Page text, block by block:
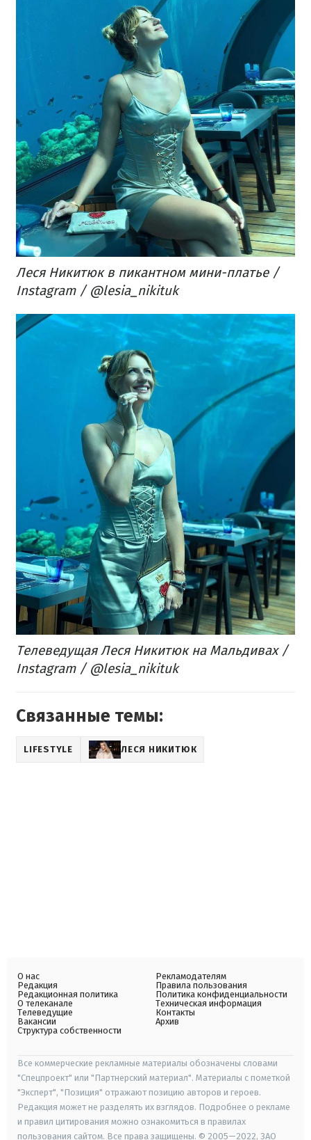
Леся Никитюк в пикантном мини-платье /
Instagram / @lesia_nikituk
Телеведущая Леся Никитюк на Мальдивах /
Instagram / @lesia_nikituk
Связанные темы:
LIFESTYLE ЛЕСЯ НИКИТЮК
О нас
Редакция
Редакционная политика
О телеканале
Телеведущие
Вакансии
Структура собственности
Рекламодателям
Правила пользования
Политика конфиденциальности
Техническая информация
Контакты
Архив
Все коммерческие рекламные материалы обозначены словами
"Спецпроект" или "Партнерский материал". Материалы с пометкой
"Эксперт", "Позиция" отражают позицию авторов и героев.
Редакция может не разделять их взглядов. Подробнее о рекламе
и правил цитирования можно ознакомиться в правилах
пользования сайтом. Все права защищены. © 2005—2022, ЗАО